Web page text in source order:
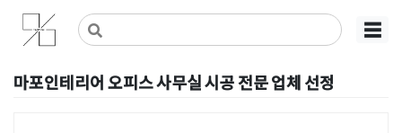
Skip
content
사무실인테리어 디자인 공사 비용견적 플랫폼
사무실인테리어 916
☰
마포인테리어 오피스 사무실 시공 전문 업체 선정